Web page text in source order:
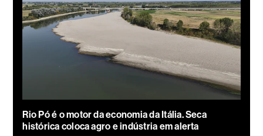
Rio Pó é o motor da economia da Itália. Seca
histórica coloca agro e indústria em alerta